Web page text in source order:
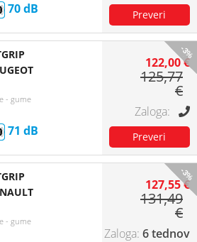
70
-3%
- gume
71
122,00 €
125,77
€
-3%
- gume
127,55 €
131,49
€
6 tednov